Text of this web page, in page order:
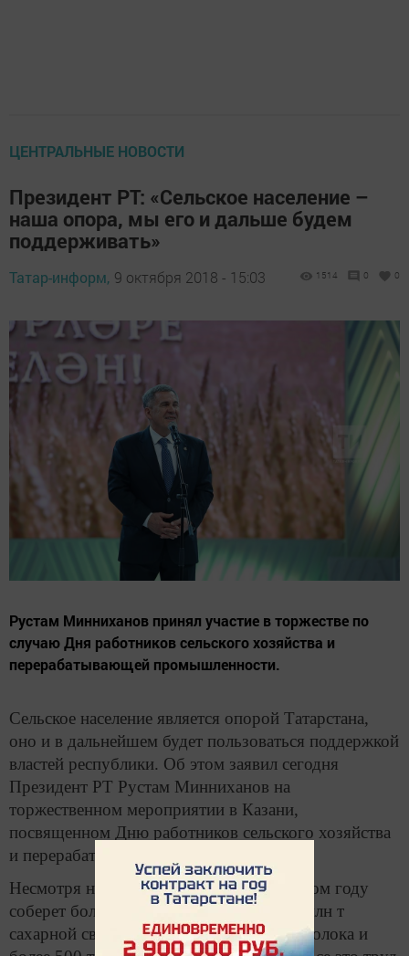
ЦЕНТРАЛЬНЫЕ НОВОСТИ
Президент РТ: «Сельское население –
наша опора, мы его и дальше будем
поддерживать»
Татар-информ, 9 октября 2018 - 15:03 1514 0 0
Рустам Минниханов принял участие в торжестве по
случаю Дня работников сельского хозяйства и
перерабатывающей промышленности.
Сельское население является опорой Татарстана,
оно и в дальнейшем будет пользоваться поддержкой
властей республики. Об этом заявил сегодня
Президент РТ Рустам Минниханов на
торжественном мероприятии в Казани,
посвященном Дню работников сельского хозяйства
и перерабатывающей промышленности.
Несмотря на сложности, республика в этом году
соберет более 3,8 млн т зерна, свыше 2 млн т
сахарной свеклы, произведет 1,8 млн т молока и